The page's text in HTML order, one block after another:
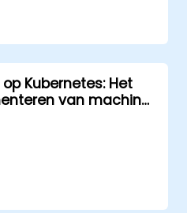
Kubernetes: Het
van machine